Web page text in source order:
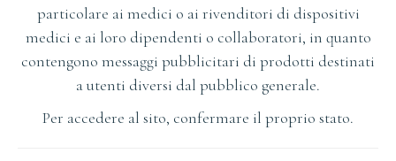
particolare ai medici o ai rivenditori di dispositivi
medici e ai loro dipendenti o collaboratori, in quanto
contengono messaggi pubblicitari di prodotti destinati
a utenti diversi dal pubblico generale.
Per accedere al sito, confermare il proprio stato.